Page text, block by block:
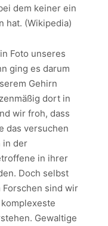
dem keiner ein
hat. (Wikipedia)
Foto unseres
ging es darum
Gehirn
dort in
wir froh, dass
das versuchen
in der
in ihrer
Doch selbst
sind wir
Gewaltige